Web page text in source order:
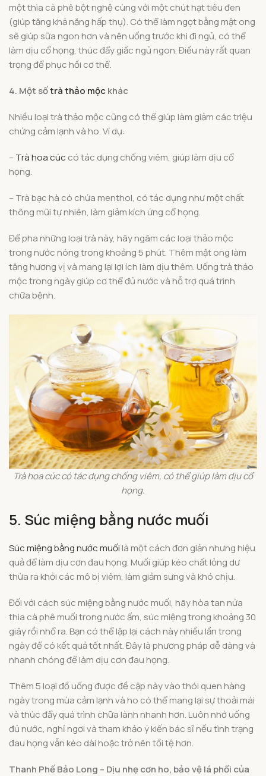
một thìa cà phê bột nghệ cùng với một chút hạt tiêu đen
(giúp tăng khả năng hấp thụ). Có thể làm ngọt bằng mật ong
sẽ giúp sữa ngon hơn và nên uống trước khi đi ngủ, có thể
làm dịu cổ họng, thúc đẩy giấc ngủ ngon. Điều này rất quan
trọng để phục hồi cơ thể.
4. Một sốtrà thảo mộckhác
Nhiều loại trà thảo mộc cũng có thể giúp làm giảm các triệu
chứng cảm lạnh và ho. Ví dụ:
–Trà hoa cúc có tác dụng chống viêm, giúp làm dịu cổ
họng.
– Trà bạc hà có chứa menthol, có tác dụng như một chất
thông mũi tự nhiên, làm giảm kích ứng cổ họng.
Để pha những loại trà này, hãy ngâm các loại thảo mộc
trong nước nóng trong khoảng 5 phút. Thêm mật ong làm
tăng hương vị và mang lại lợi ích làm dịu thêm. Uống trà thảo
mộc trong ngày giúp cơ thể đủ nước và hỗ trợ quá trình
chữa bệnh.
Trà hoa cúc có tác dụng chống viêm, có thể giúp làm dịu cổ
họng.
5. Súc miệng bằng nước muối
Súc miệng bằng nước muối là một cách đơn giản nhưng hiệu
quả để làm dịu cơn đau họng. Muối giúp kéo chất lỏng dư
thừa ra khỏi các mô bị viêm, làm giảm sưng và khó chịu.
Đối với cách súc miệng bằng nước muối, hãy hòa tan nửa
thìa cà phê muối trong nước ấm, súc miệng trong khoảng 30
giây rồi nhổ ra. Bạn có thể lặp lại cách này nhiều lần trong
ngày để có kết quả tốt nhất. Đây là phương pháp dễ dàng và
nhanh chóng để làm dịu cơn đau họng.
Thêm 5 loại đồ uống được đề cập này vào thói quen hàng
ngày trong mùa cảm lạnh và ho có thể mang lại sự thoải mái
và thúc đẩy quá trình chữa lành nhanh hơn. Luôn nhớ uống
đủ nước, nghỉ ngơi và tham khảo ý kiến bác sĩ nếu tình trạng
đau họng vẫn kéo dài hoặc trở nên tồi tệ hơn.
Thanh Phế Bảo Long – Dịu nhẹ cơn ho, bảo vệ lá phổi của